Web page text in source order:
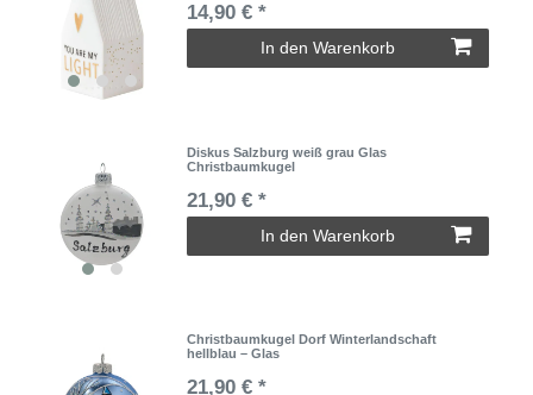
14,90 € *
In den Warenkorb
Diskus Salzburg weiß grau Glas
Christbaumkugel
21,90 € *
In den Warenkorb
Christbaumkugel Dorf Winterlandschaft
hellblau – Glas
21,90 € *